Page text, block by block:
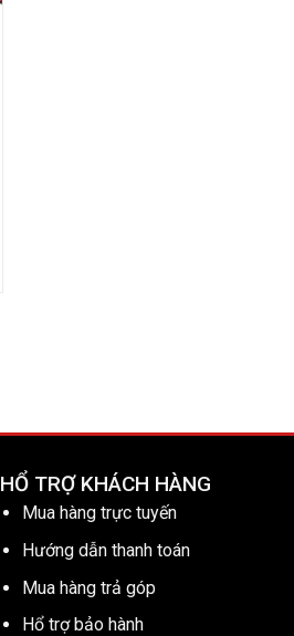
HỔ TRỢ KHÁCH HÀNG
Mua hàng trực tuyến
Hướng dẫn thanh toán
Mua hàng trả góp
Hổ trợ bảo hành